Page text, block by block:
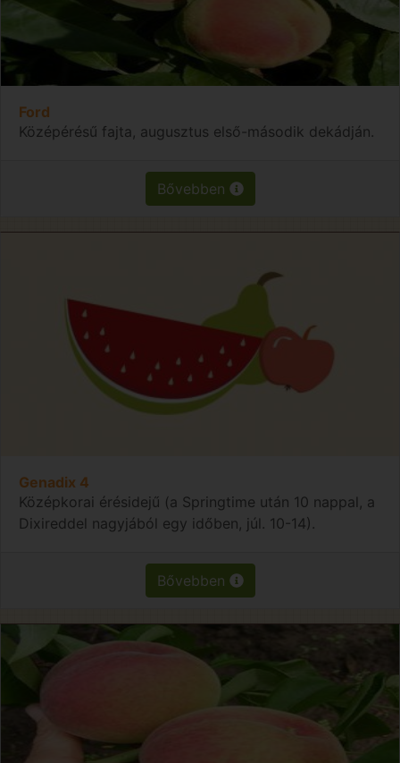
Ford
Középérésű fajta, augusztus első-második dekádján.
Bővebben
Genadix 4
Középkorai érésidejű (a Springtime után 10 nappal, a
Dixireddel nagyjából egy időben, júl. 10-14).
Bővebben